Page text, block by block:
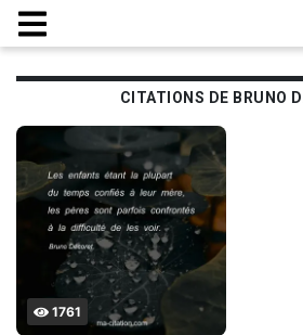
CITATIONS DE BRUNO
1761